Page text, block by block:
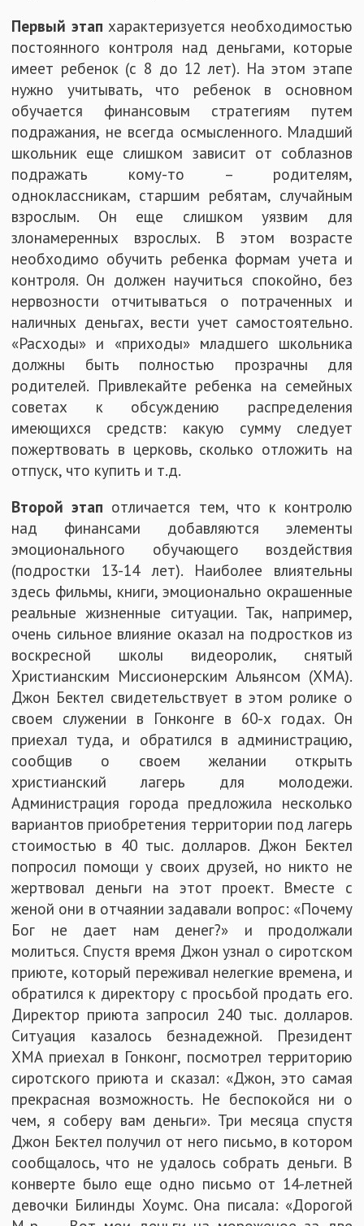
Первый этап характеризуется необходимостью
постоянного контроля над деньгами, которые
имеет ребенок (с 8 до 12 лет). На этом этапе
нужно учитывать, что ребенок в основном
обучается финансовым стратегиям путем
подражания, не всегда осмысленного. Младший
школьник еще слишком зависит от соблазнов
подражать кому-то – родителям,
одноклассникам, старшим ребятам, случайным
взрослым. Он еще слишком уязвим для
злонамеренных взрослых. В этом возрасте
необходимо обучить ребенка формам учета и
контроля. Он должен научиться спокойно, без
нервозности отчитываться о потраченных и
наличных деньгах, вести учет самостоятельно.
«Расходы» и «приходы» младшего школьника
должны быть полностью прозрачны для
родителей. Привлекайте ребенка на семейных
советах к обсуждению распределения
имеющихся средств: какую сумму следует
пожертвовать в церковь, сколько отложить на
отпуск, что купить и т.д.
Второй этап отличается тем, что к контролю
над финансами добавляются элементы
эмоционального обучающего воздействия
(подростки 13-14 лет). Наиболее влиятельны
здесь фильмы, книги, эмоционально окрашенные
реальные жизненные ситуации. Так, например,
очень сильное влияние оказал на подростков из
воскресной школы видеоролик, снятый
Христианским Миссионерским Альянсом (ХМА).
Джон Бектел свидетельствует в этом ролике о
своем служении в Гонконге в 60-х годах. Он
приехал туда, и обратился в администрацию,
сообщив о своем желании открыть
христианский лагерь для молодежи.
Администрация города предложила несколько
вариантов приобретения территории под лагерь
стоимостью в 40 тыс. долларов. Джон Бектел
попросил помощи у своих друзей, но никто не
жертвовал деньги на этот проект. Вместе с
женой они в отчаянии задавали вопрос: «Почему
Бог не дает нам денег?» и продолжали
молиться. Спустя время Джон узнал о сиротском
приюте, который переживал нелегкие времена, и
обратился к директору с просьбой продать его.
Директор приюта запросил 240 тыс. долларов.
Ситуация казалось безнадежной. Президент
ХМА приехал в Гонконг, посмотрел территорию
сиротского приюта и сказал: «Джон, это самая
прекрасная возможность. Не беспокойся ни о
чем, я соберу вам деньги». Три месяца спустя
Джон Бектел получил от него письмо, в котором
сообщалось, что не удалось собрать деньги. В
конверте было еще одно письмо от 14-летней
девочки Билинды Хоумс. Она писала: «Дорогой